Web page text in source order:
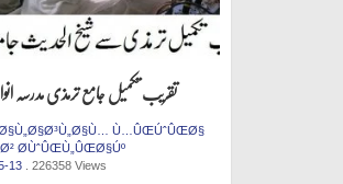
تقریب تکمیل جامع ترمذی مدرسہ
Ù…ÛŒÚˆÛŒØ§
Ø­ÙˆÛŒÙ„ÛŒØ§Úº
13
. 226358 Views